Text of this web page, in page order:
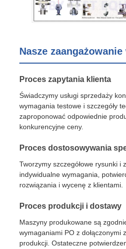
Nasze zaangażowanie
Proces zapytania klienta
Świadczymy usługi sprzedaży
wymagania testowe i szczegóły
zaproponować odpowiednie
konkurencyjne ceny.
Proces dostosowywania
Tworzymy szczegółowe rysunki i
indywidualne wymagania,
rozwiązania i wycenę z klientami.
Proces produkcji i dostawy
Maszyny produkowane są
wymaganiami PO z dołączonymi
produkcji. Ostateczne